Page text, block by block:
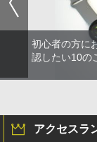
初心者の方に
認したい10の
アクセスラ